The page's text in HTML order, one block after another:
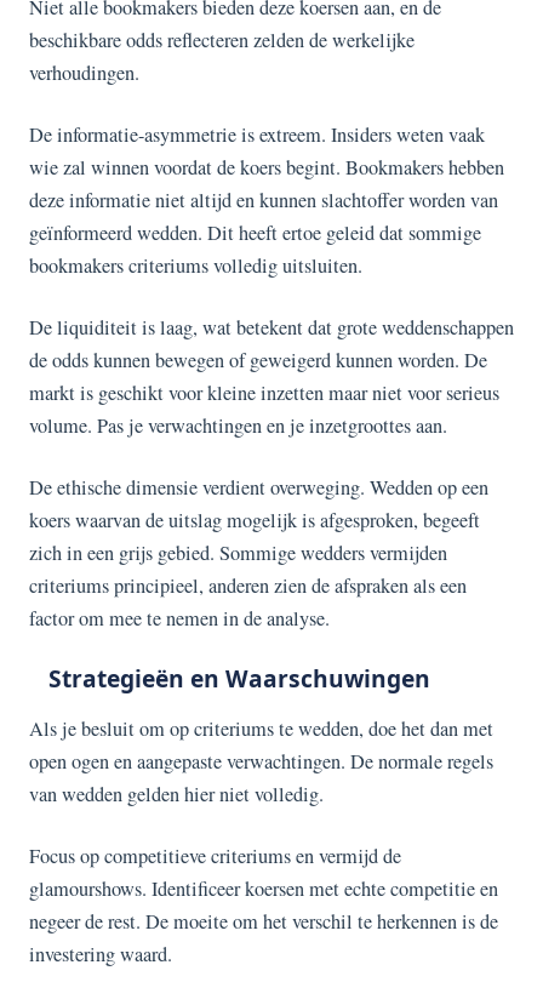
Niet alle bookmakers bieden deze koersen aan, en de
beschikbare odds reflecteren zelden de werkelijke
verhoudingen.
De informatie-asymmetrie is extreem. Insiders weten vaak
wie zal winnen voordat de koers begint. Bookmakers hebben
deze informatie niet altijd en kunnen slachtoffer worden van
geïnformeerd wedden. Dit heeft ertoe geleid dat sommige
bookmakers criteriums volledig uitsluiten.
De liquiditeit is laag, wat betekent dat grote weddenschappen
de odds kunnen bewegen of geweigerd kunnen worden. De
markt is geschikt voor kleine inzetten maar niet voor serieus
volume. Pas je verwachtingen en je inzetgroottes aan.
De ethische dimensie verdient overweging. Wedden op een
koers waarvan de uitslag mogelijk is afgesproken, begeeft
zich in een grijs gebied. Sommige wedders vermijden
criteriums principieel, anderen zien de afspraken als een
factor om mee te nemen in de analyse.
Strategieën en Waarschuwingen
Als je besluit om op criteriums te wedden, doe het dan met
open ogen en aangepaste verwachtingen. De normale regels
van wedden gelden hier niet volledig.
Focus op competitieve criteriums en vermijd de
glamourshows. Identificeer koersen met echte competitie en
negeer de rest. De moeite om het verschil te herkennen is de
investering waard.